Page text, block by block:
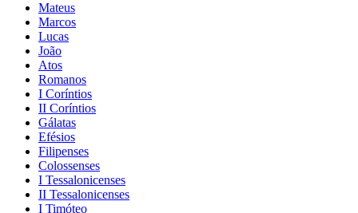
Mateus
Marcos
Lucas
João
Atos
Romanos
I Coríntios
II Coríntios
Gálatas
Efésios
Filipenses
Colossenses
I Tessalonicenses
II Tessalonicenses
I Timóteo